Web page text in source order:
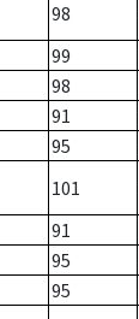
98
99
98
91
95
101
91
95
95